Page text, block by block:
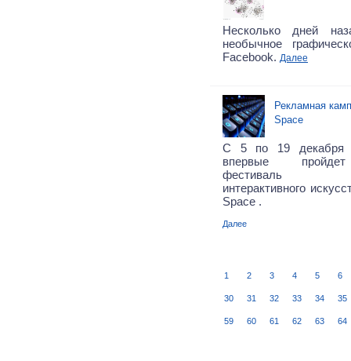
Несколько дней
необычное
Facebook. Далее
Рекламная
Space
С 5 по 19 декабря
впервые
фестиваль
интерактивного
Space .
Далее
1 2 3 4 5 6
30 31 32 33 34 35
59 60 61 62 63 64